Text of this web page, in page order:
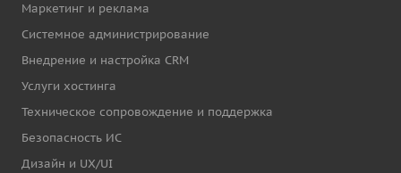
Маркетинг и реклама
Системное администрирование
Внедрение и настройка CRM
Услуги хостинга
Техническое сопровождение и поддержка
Безопасность ИС
Дизайн и UX/UI